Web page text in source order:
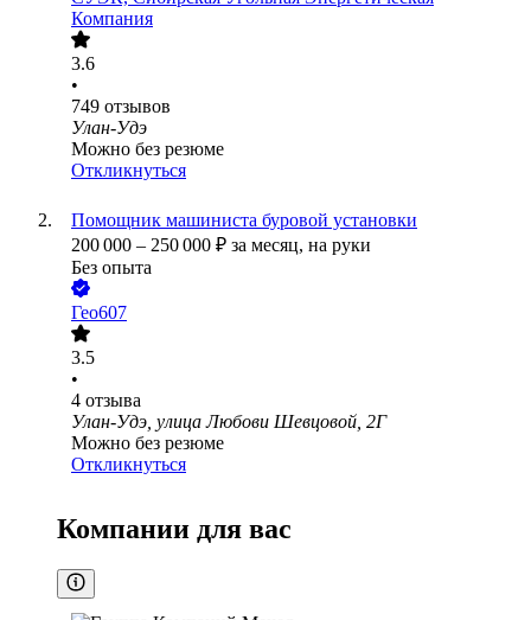
Компания
3.6
•
749 отзывов
Улан-Удэ
Можно без резюме
Откликнуться
Помощник машиниста буровой установки
200 000 – 250 000 ₽ за месяц, на руки
Без опыта
Гео607
3.5
•
4 отзыва
Улан-Удэ, улица Любови Шевцовой, 2Г
Можно без резюме
Откликнуться
Компании для вас